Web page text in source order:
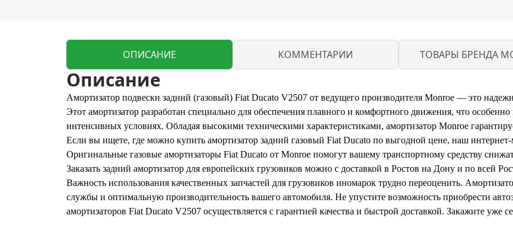
ОПИСАНИЕ КОММЕНТАРИИ ТОВАРЫ БРЕНДА
Описание
Амортизатор подвески задний (газовый) Fiat Ducato V2507 от ведущего производителя Monroe — это
Этот амортизатор разработан специально для обеспечения плавного и комфортного движения, что
интенсивных условиях. Обладая высокими техническими характеристиками, амортизатор Monroe
Если вы ищете, где можно купить амортизатор задний газовый Fiat Ducato по выгодной цене, наш интернет-
Оригинальные газовые амортизаторы Fiat Ducato от Monroe помогут вашему транспортному средству
Заказать задний амортизатор для европейских грузовиков можно с доставкой в Ростов на Дону и по всей
Важность использования качественных запчастей для грузовиков иномарок трудно переоценить.
службы и оптимальную производительность вашего автомобиля. Не упустите возможность приобрести
амортизаторов Fiat Ducato V2507 осуществляется с гарантией качества и быстрой доставкой. Закажите уже